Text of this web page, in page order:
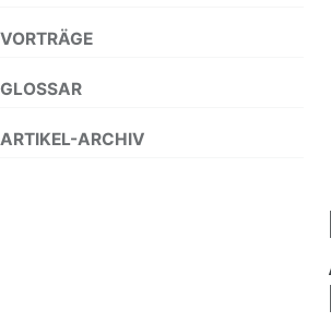
VORTRÄGE
GLOSSAR
ARTIKEL-ARCHIV